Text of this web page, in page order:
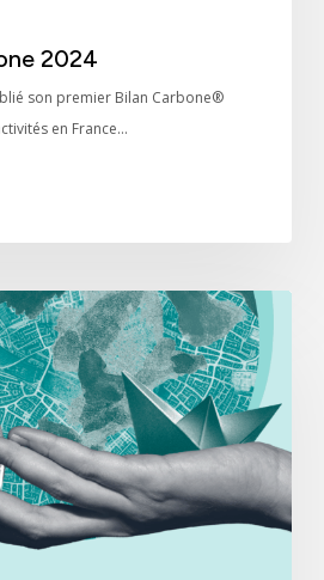
2024
son premier Bilan Carbone®
en France…